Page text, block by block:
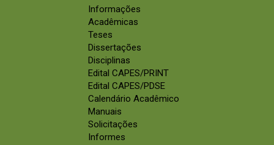
Informações
Acadêmicas
Teses
Dissertações
Disciplinas
Edital CAPES/PRINT
Edital CAPES/PDSE
Calendário Acadêmico
Manuais
Solicitações
Informes